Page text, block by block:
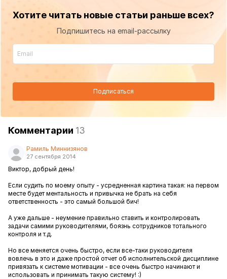
Хотите читать новые статьи раньше всех?
Подпишитесь на email-рассылку
Подписаться
Комментарии 13
Рамиль Миннизянов
27 сентября 2014
Виктор, добрый день!
Если судить по моему опыту - усредненная картина такая: на первом
месте будет ментальность и привычка не брать на себя
ответственность - это самый большой бич!
А уже дальше - неумение правильно ставить и контролировать
задачи самими руководителями, боязнь сотрудников тотального
контроля и т.д.
Но все меняется очень быстро, если все-таки руководителя
вовлечь в это и даже простой отчет об исполнительской дисциплине
привязать к системе мотивации - все очень быстро начинают и
использовать и принимать такую систему! :)